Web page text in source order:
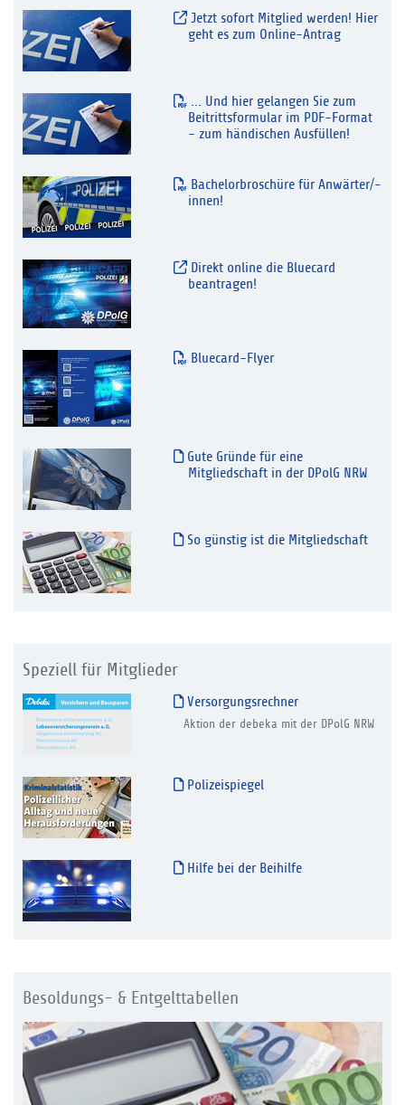
Jetzt sofort Mitglied werden! Hier
geht es zum Online-Antrag
... Und hier gelangen Sie zum
Beitrittsformular im PDF-Format
- zum händischen Ausfüllen!
Bachelorbroschüre für Anwärter/-
innen!
Direkt online die Bluecard
beantragen!
Bluecard-Flyer
Gute Gründe für eine
Mitgliedschaft in der DPolG NRW
So günstig ist die Mitgliedschaft
Speziell für Mitglieder
Versorgungsrechner
Aktion der debeka mit der DPolG NRW
Polizeispiegel
Hilfe bei der Beihilfe
Besoldungs- & Entgelttabellen